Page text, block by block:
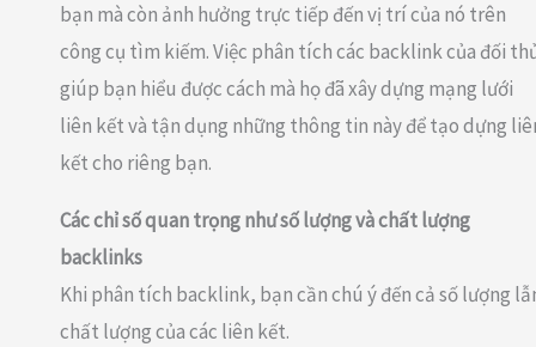
bạn mà còn ảnh hưởng trực tiếp đến vị trí của nó trên
công cụ tìm kiếm. Việc phân tích các backlink của đối
giúp bạn hiểu được cách mà họ đã xây dựng mạng lưới
liên kết và tận dụng những thông tin này để tạo dựng
kết cho riêng bạn.
Các chỉ số quan trọng như số lượng và chất lượng
backlinks
Khi phân tích backlink, bạn cần chú ý đến cả số lượng
chất lượng của các liên kết.